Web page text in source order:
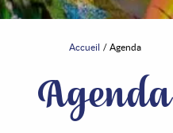
Accueil Agenda
Agenda